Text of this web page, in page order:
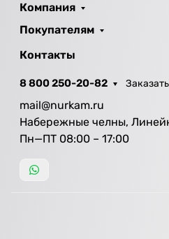
Компания
Покупателям
Контакты
8 800 250-20-82
mail@nurkam.ru
Набережные челны,
Пн—ПТ 08:00 – 17:00